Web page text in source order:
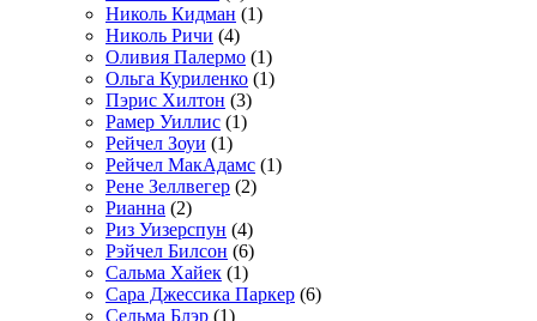
Николь Кидман (1)
Николь Ричи (4)
Оливия Палермо (1)
Ольга Куриленко (1)
Пэрис Хилтон (3)
Рамер Уиллис (1)
Рейчел Зоуи (1)
Рейчел МакАдамс (1)
Рене Зеллвегер (2)
Рианна (2)
Риз Уизерспун (4)
Рэйчел Билсон (6)
Сальма Хайек (1)
Сара Джессика Паркер (6)
Сельма Блэр (1)